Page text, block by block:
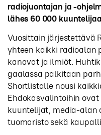
radiojuontajan ja -
lähes 60 000
Vuosittain järjestettävä
yhteen kaikki radioalan
kanavat ja ilmiöt.
gaalassa palkitaan
Shortlistalle nousi
Ehdokasvalintoihin
kuuntelijat, media-alan
tuomaristo sekä